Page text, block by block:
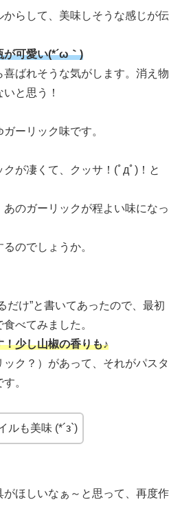
らして、美味しそうな感じが伝
が可愛い(*´ω｀)
ばれそうな気がします。消え物
と思う！
ーリック味です。
が凄くて、クッサ！(ﾟдﾟ)！と
のガーリックが程よい味になっ
のでしょうか。
だけ”と書いてあったので、最初
べてみました。
少し山椒の香りも♪
ク？）があって、それがパスタ
。
ルも美味 (*´з`)
ほしいなぁ～と思って、再度作